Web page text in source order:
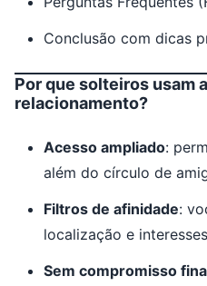
Conclusão com dicas
Por que solteiros usam
relacionamento?
Acesso ampliado:
além do círculo de
Filtros de afinidade:
localização e
Sem compromisso